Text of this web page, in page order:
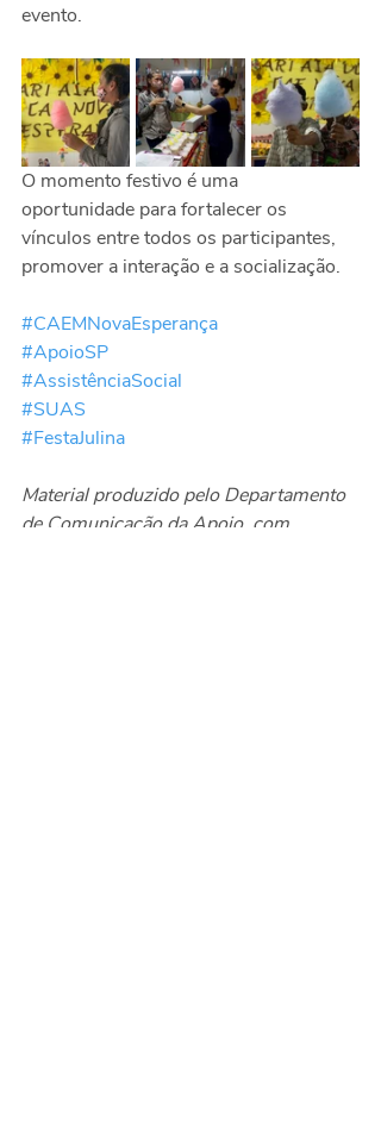
evento.
O momento festivo é uma
oportunidade para fortalecer os
vínculos entre todos os participantes,
promover a interação e a socialização.
#CAEMNovaEsperança
#ApoioSP
#AssistênciaSocial
#SUAS
#FestaJulina
Material produzido pelo Departamento
de Comunicação da Apoio, com